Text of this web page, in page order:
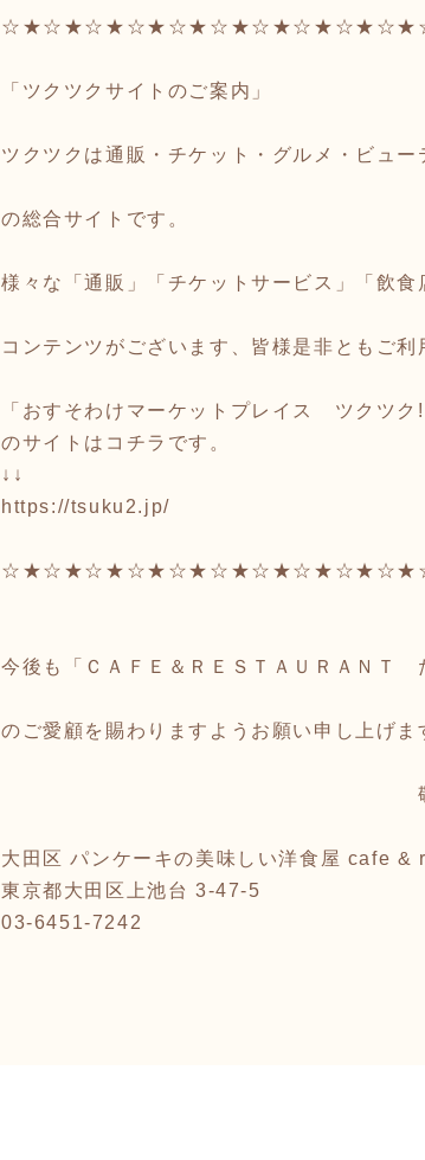
「ツクツクサイトのご案内」
ツクツクは通販・チケット・グルメ・ビュー
の総合サイトです。
様々な「通販」「チケットサービス」「飲食
コンテンツがございます、皆様是非ともご利
「おすそわけマーケットプレイス ツクツク!!
のサイトはコチラです。
↓↓
https://tsuku2.jp/
今後も「ＣＡＦＥ＆ＲＥＳＴＡＵＲＡＮＴ
のご愛顧を賜わりますようお願い申し上げま
敬
大田区 パンケーキの美味しい洋食屋 cafe &
東京都大田区上池台 3-47-5
03-6451-7242